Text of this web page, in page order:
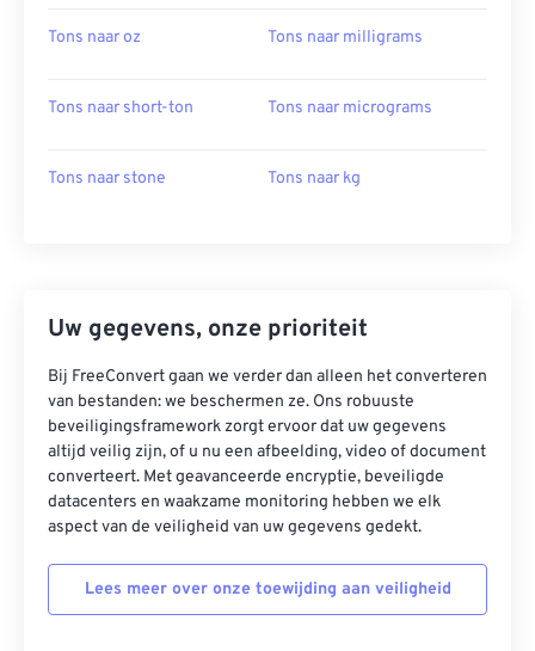
Tons naar oz Tons naar milligrams
Tons naar short-ton Tons naar micrograms
Tons naar stone Tons naar kg
Uw gegevens, onze prioriteit
Bij FreeConvert gaan we verder dan alleen het converteren
van bestanden: we beschermen ze. Ons robuuste
beveiligingsframework zorgt ervoor dat uw gegevens
altijd veilig zijn, of u nu een afbeelding, video of document
converteert. Met geavanceerde encryptie, beveiligde
datacenters en waakzame monitoring hebben we elk
aspect van de veiligheid van uw gegevens gedekt.
Lees meer over onze toewijding aan veiligheid